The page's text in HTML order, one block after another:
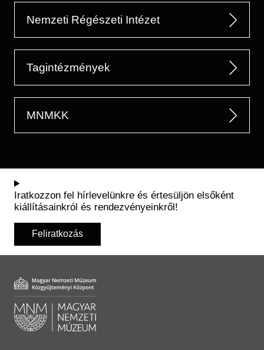
Nemzeti Régészeti Intézet
Tagintézmények
MNMKK
Iratkozzon fel hírlevelünkre és értesüljön elsőként
kiállításainkról és rendezvényeinkről!
Feliratkozás